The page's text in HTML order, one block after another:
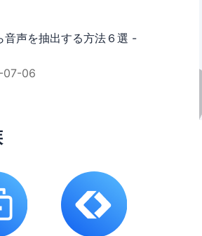
音声を抽出する方法６選 -
06